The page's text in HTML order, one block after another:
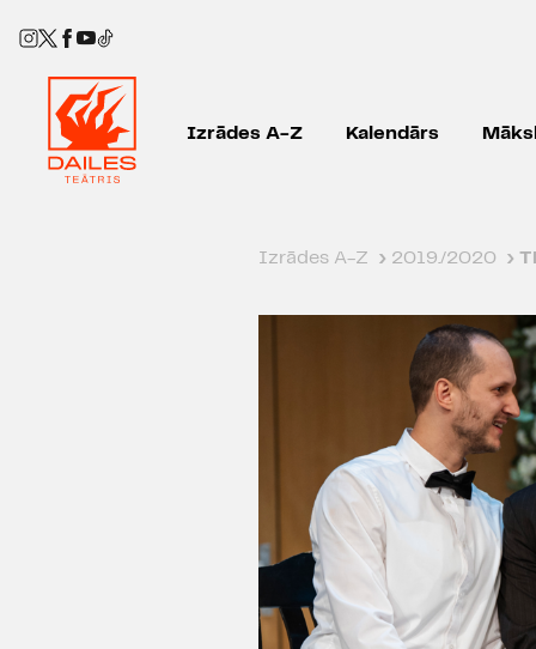
Izrādes A-Z Kalendārs
Izrādes A-Z › 2019./2020 ›